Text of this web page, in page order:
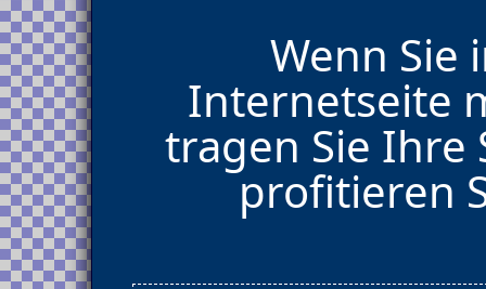
Wenn Sie
Internetseite
tragen Sie Ihre
profitieren